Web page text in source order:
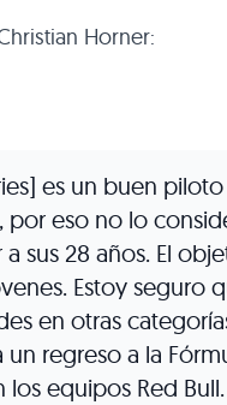
Horner:
es un buen
por eso no lo
sus 28 años. El
Estoy seguro
en otras
regreso a la
los equipos Red